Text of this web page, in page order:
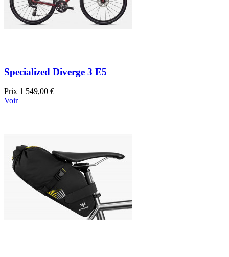
Specialized Diverge 3 E5
Prix 1 549,00 €
Voir